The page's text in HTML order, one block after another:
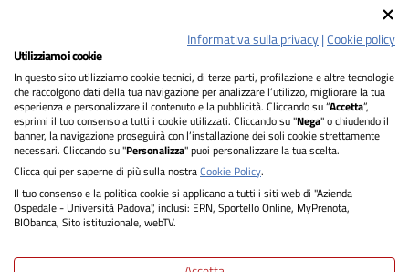
Pec: protocollo.aopd@pecveneto.it
SEGUICI SU
Privacy
Dichiarazione di Accessibilità
Informativa sulla privacy|Cookie policy
Utilizziamo i cookie
In questo sito utilizziamo cookie tecnici, di terze parti, profilazione e altre tecnologie
che raccolgono dati della tua navigazione per analizzare l’utilizzo, migliorare la tua
esperienza e personalizzare il contenuto e la pubblicità. Cliccando su “Accetta”,
esprimi il tuo consenso a tutti i cookie utilizzati. Cliccando su "Nega" o chiudendo il
banner, la navigazione proseguirà con l’installazione dei soli cookie strettamente
necessari. Cliccando su "Personalizza" puoi personalizzare la tua scelta.
Clicca qui per saperne di più sulla nostraCookie Policy.
Il tuo consenso e la politica cookie si applicano a tutti i siti web di "Azienda
Ospedale - Università Padova", inclusi: ERN, Sportello Online, MyPrenota,
BIObanca, Sito istituzionale, webTV.